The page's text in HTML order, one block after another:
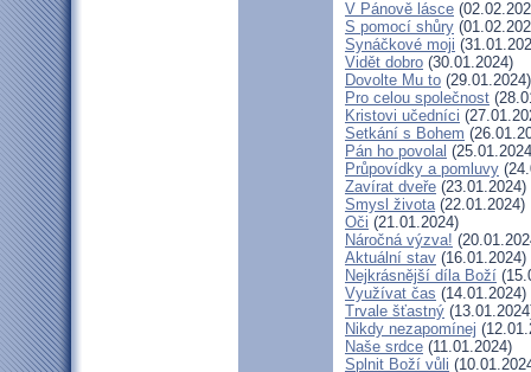
V Pánově lásce
S pomocí shůry
Synáčkové moji
Vidět dobro (30.01.2024)
Dovolte Mu to (29.01.2024)
Pro celou společnost
Kristovi učedníci
Setkání s Bohem
Pán ho povolal
Průpovídky a pomluvy
Zavírat dveře (23.01.2024)
Smysl života(22.01.2024)
Oči (21.01.2024)
Náročná výzva!
Aktuální stav (16.01.2024)
Nejkrásnější díla Boží
Využívat čas (14.01.2024)
Trvale šťastný
Nikdy nezapomínej
Naše srdce (11.01.2024)
Splnit Boží vůli